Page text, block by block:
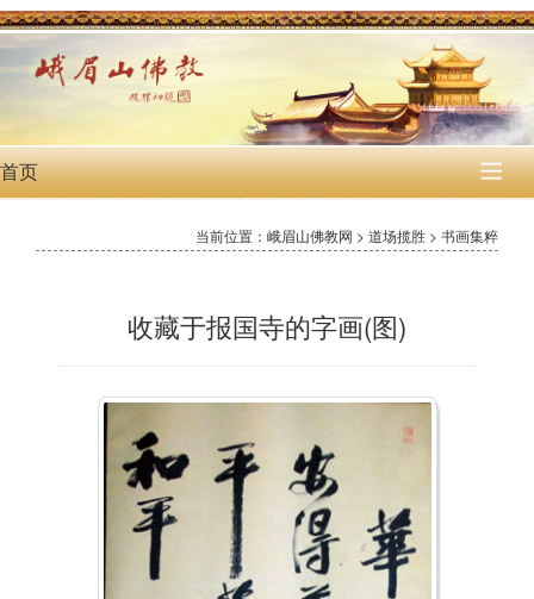
首页 
当前位置：峨眉山佛教网 > 道场揽胜 > 书画集粹
收藏于报国寺的字画(图)